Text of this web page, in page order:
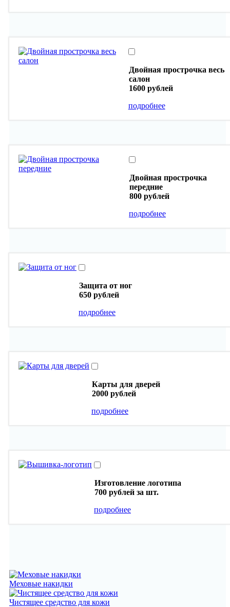
Двойная прострочка весь
салон
1600 рублей
подробнее
Двойная прострочка
передние
800 рублей
подробнее
Защита от ног
650 рублей
подробнее
Карты для дверей
2000 рублей
подробнее
Изготовление логотипа
700 рублей за шт.
подробнее
Меховые накидки
Чистящее средство для кожи